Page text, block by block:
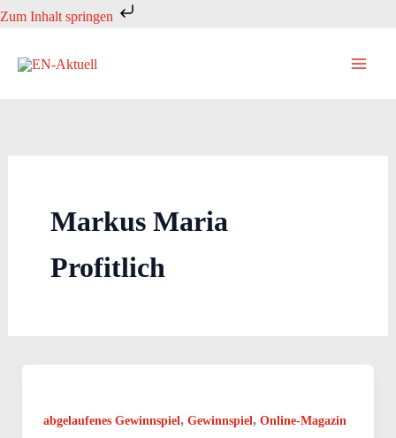
Zum Inhalt springen
Zum
springen
Markus Maria
Profitlich
abgelaufenes Gewinnspiel, Gewinnspiel, Online-Magazin